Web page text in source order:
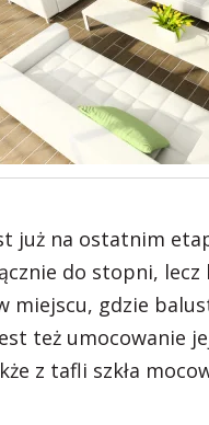
już na ostatnim
do stopni,
miejscu, gdzie
też umocowanie
z tafli szkła